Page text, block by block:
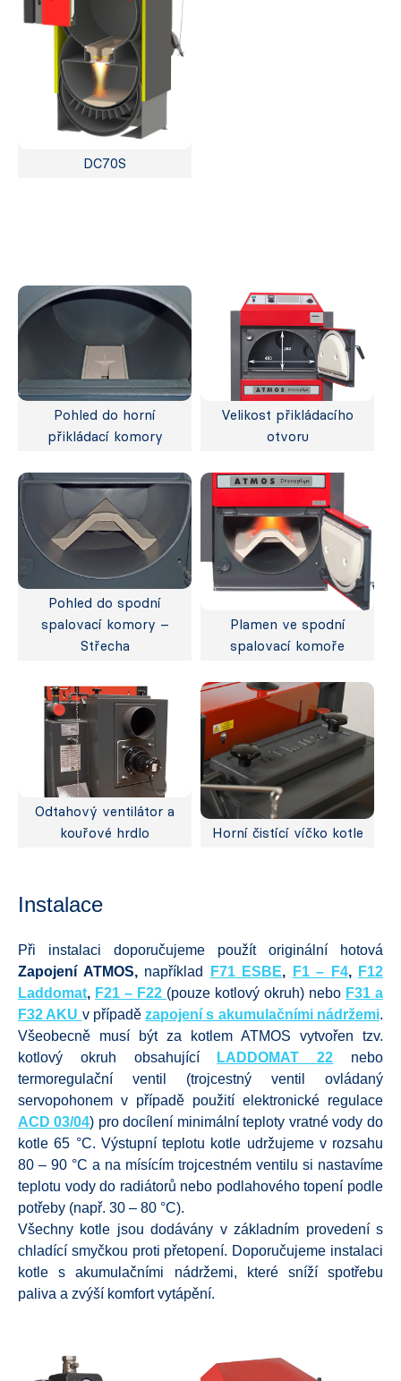
DC70S
Pohled do horní
přikládací komory
Velikost přikládacího
otvoru
Pohled do spodní
spalovací komory –
Střecha
Plamen ve spodní
spalovací komoře
Odtahový ventilátor a
kouřové hrdlo
Horní čistící víčko kotle
Instalace
Při instalaci doporučujeme použít originální hotová
Zapojení ATMOS, například F71 ESBE, F1 – F4, F12
Laddomat, F21 – F22 (pouze kotlový okruh) nebo F31 a
F32 AKU v případězapojení s akumulačními nádržemi.
Všeobecně musí být za kotlem ATMOS vytvořen tzv.
kotlový okruh obsahující
LADDOMAT 22 nebo
termoregulační ventil (trojcestný ventil ovládaný
servopohonem v případě použití elektronické regulace
ACD 03/04) pro docílení minimální teploty vratné vody do
kotle 65 °C. Výstupní teplotu kotle udržujeme v rozsahu
80 – 90 °C a na mísícím trojcestném ventilu si nastavíme
teplotu vody do radiátorů nebo podlahového topení podle
potřeby (např. 30 – 80 °C).
Všechny kotle jsou dodávány v základním provedení s
chladící smyčkou proti přetopení. Doporučujeme instalaci
kotle s akumulačními nádržemi, které sníží spotřebu
paliva a zvýší komfort vytápění.